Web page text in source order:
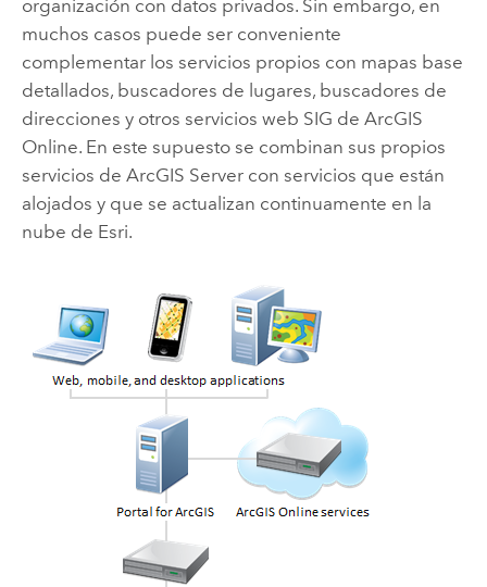
organización con datos privados. Sin embargo, en
muchos casos puede ser conveniente
complementar los servicios propios con mapas base
detallados, buscadores de lugares, buscadores de
direcciones y otros servicios web SIG de ArcGIS
Online. En este supuesto se combinan sus propios
servicios de ArcGIS Servercon servicios que están
alojados y que se actualizan continuamente en la
nube de Esri.